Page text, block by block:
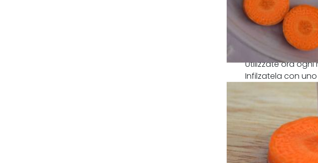
Utilizzate ora
Infilzatela con
Attaccate sul